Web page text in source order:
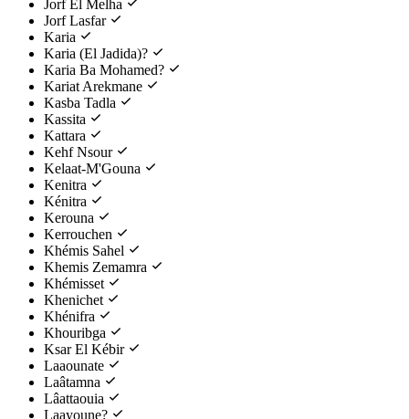
Jorf El Melha
Jorf Lasfar
Karia
Karia (El Jadida)?
Karia Ba Mohamed?
Kariat Arekmane
Kasba Tadla
Kassita
Kattara
Kehf Nsour
Kelaat-M'Gouna
Kenitra
Kénitra
Kerouna
Kerrouchen
Khémis Sahel
Khemis Zemamra
Khémisset
Khenichet
Khénifra
Khouribga
Ksar El Kébir
Laaounate
Laâtamna
Lâattaouia
Laayoune?